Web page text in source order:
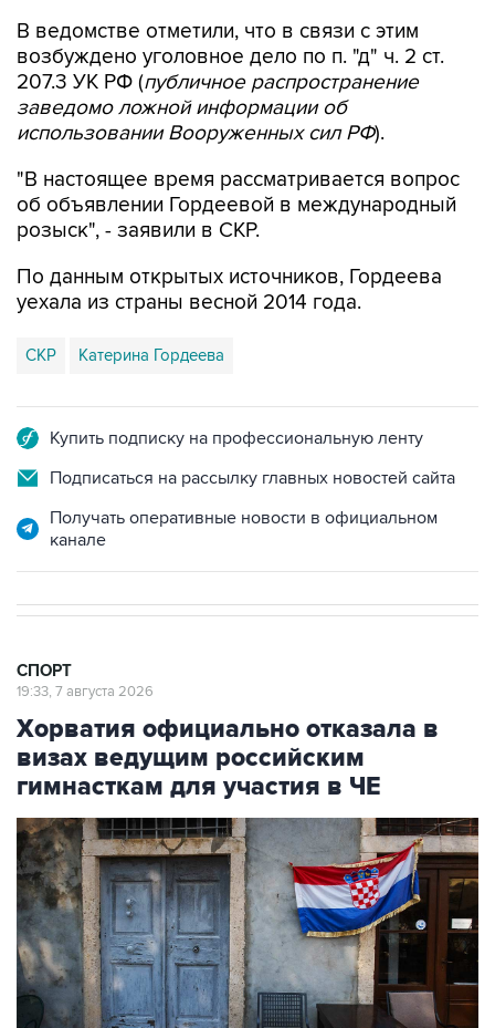
В ведомстве отметили, что в связи с этим
возбуждено уголовное дело по п. "д" ч. 2 ст.
207.3 УК РФ (публичное распространение
заведомо ложной информации об
использовании Вооруженных сил РФ).
"В настоящее время рассматривается вопрос
об объявлении Гордеевой в международный
розыск", - заявили в СКР.
По данным открытых источников, Гордеева
уехала из страны весной 2014 года.
СКР Катерина Гордеева
Купить подписку на профессиональную ленту
Подписаться на рассылку главных новостей сайта
Получать оперативные новости в официальном
канале
СПОРТ
19:33, 7 августа 2026
Хорватия официально отказала в
визах ведущим российским
гимнасткам для участия в ЧЕ